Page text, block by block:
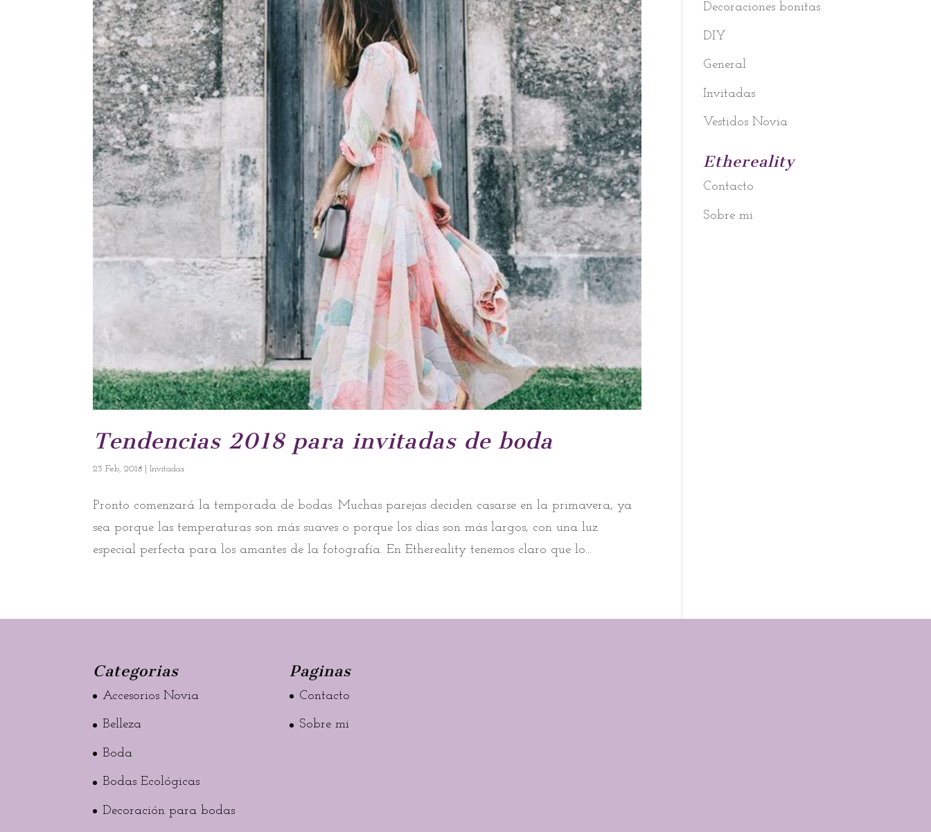
Tendencias 2018 para invitadas de boda
23 Feb, 2018 |Invitadas
Pronto comenzará la temporada de bodas. Muchas parejas deciden casarse en la primavera, ya
sea porque las temperaturas son más suaves o porque los días son más largos, con una luz
especial perfecta para los amantes de la fotografía. En Ethereality tenemos claro que lo...
Decoraciones bonitas
DIY
General
Invitadas
Vestidos Novia
Ethereality
Contacto
Sobre mi
Categorias
Accesorios Novia
Belleza
Boda
Bodas Ecológicas
Decoración para bodas
Paginas
Contacto
Sobre mi